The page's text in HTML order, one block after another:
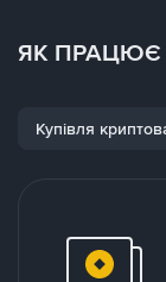
ЯК ПРАЦЮЄ
Купівля